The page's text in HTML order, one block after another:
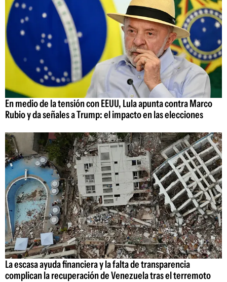
En medio de la tensión con EEUU, Lula apunta contra Marco
Rubio y da señales a Trump: el impacto en las elecciones
La escasa ayuda financiera y la falta de transparencia
complican la recuperación de Venezuela tras el terremoto